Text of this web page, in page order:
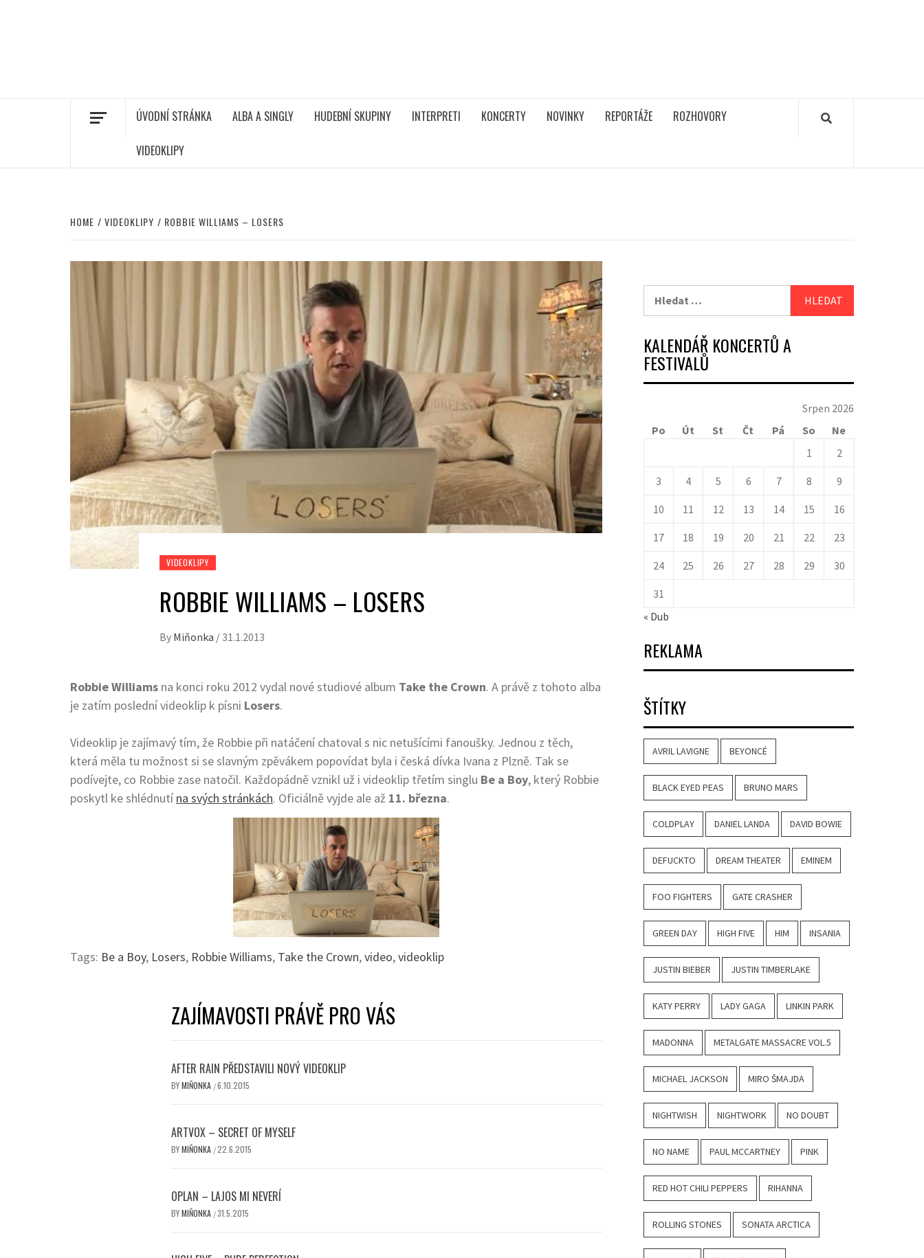
ÚVODNÍ STRÁNKA ALBA A SINGLY HUDEBNÍ SKUPINY INTERPRETI KONCERTY NOVINKY REPORTÁŽE ROZHOVORY
VIDEOKLIPY
HOME VIDEOKLIPY ROBBIE WILLIAMS – LOSERS
VIDEOKLIPY
ROBBIE WILLIAMS – LOSERS
By Miňonka / 31.1.2013
Robbie Williams na konci roku 2012 vydal nové studiové album Take the Crown. A právě z tohoto alba
je zatím poslední videoklip k písni Losers.
Videoklip je zajímavý tím, že Robbie při natáčení chatoval s nic netušícími fanoušky. Jednou z těch,
která měla tu možnost si se slavným zpěvákem popovídat byla i česká dívka Ivana z Plzně. Tak se
podívejte, co Robbie zase natočil. Každopádně vznikl už i videoklip třetím singlu Be a Boy, který Robbie
poskytl ke shlédnutí na svých stránkách. Oficiálně vyjde ale až 11. března.
Tags: Be a Boy, Losers, Robbie Williams, Take the Crown,video,videoklip
ZAJÍMAVOSTI PRÁVĚ PRO VÁS
AFTER RAIN PŘEDSTAVILI NOVÝ VIDEOKLIP
BYMIŇONKA /6.10.2015
ARTVOX – SECRET OF MYSELF
BYMIŇONKA /22.6.2015
OPLAN – LAJOS MI NEVERÍ
BYMIŇONKA /31.5.2015
KALENDÁŘ KONCERTŮ A
FESTIVALŮ
Srpen 2026
Po
Út St Čt Pá So
Ne
1
2
3 4 5 6 7 8 9
10 11 12 13 14 15 16
17 18 19 20 21 22 23
24 25 26 27 28 29 30
31
« Dub
REKLAMA
ŠTÍTKY
AVRIL LAVIGNE BEYONCÉ
BLACK EYED PEAS BRUNO MARS
COLDPLAY DANIEL LANDA DAVID BOWIE
DEFUCKTO DREAM THEATER EMINEM
FOO FIGHTERS GATE CRASHER
GREEN DAY HIGH FIVE HIM INSANIA
JUSTIN BIEBER JUSTIN TIMBERLAKE
KATY PERRY LADY GAGA LINKIN PARK
MADONNA METALGATE MASSACRE VOL.5
MICHAEL JACKSON MIRO ŠMAJDA
NIGHTWISH NIGHTWORK NO DOUBT
NO NAME PAUL MCCARTNEY PINK
RED HOT CHILI PEPPERS RIHANNA
ROLLING STONES SONATA ARCTICA